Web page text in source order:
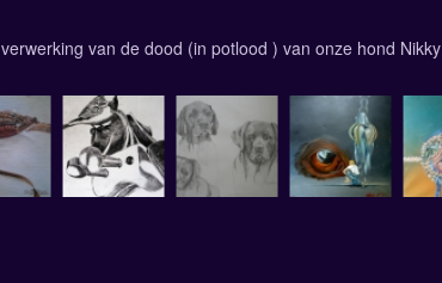
verwerking van de dood (in potlood ) van onze hond Nikky